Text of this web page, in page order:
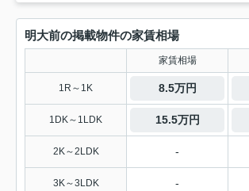
明大前の掲載物件の家賃相場
家賃相場
1R～1K 8.5万円
1DK～1LDK 15.5万円
2K～2LDK -
3K～3LDK -